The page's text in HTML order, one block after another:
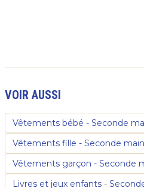
VOIR AUSSI
Vêtements bébé - Seconde
Vêtements fille - Seconde
Vêtements garçon - Seconde
Livres et jeux enfants -